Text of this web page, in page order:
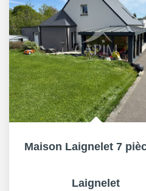
Laignelet